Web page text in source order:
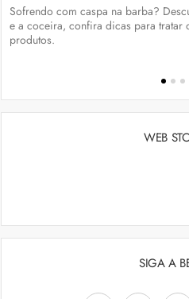
Sofrendo com caspa na barba?
e a coceira, confira dicas para tratar
produtos.
WEB
SIGA A